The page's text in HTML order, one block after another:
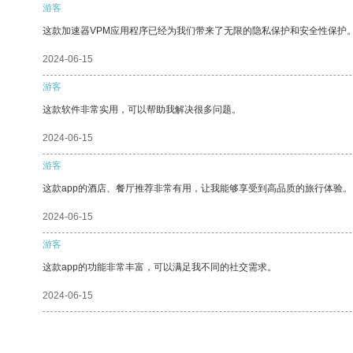
游客
这款加速器VPM应用程序已经为我们带来了无限的隐私保护和安全性保护
2024-06-15
游客
这款软件非常实用，可以帮助我解决很多问题。
2024-06-15
游客
这款app的酒店、餐厅推荐非常有用，让我能够享受到高品质的旅行体验。
2024-06-15
游客
这款app的功能非常丰富，可以满足我不同的社交需求。
2024-06-15